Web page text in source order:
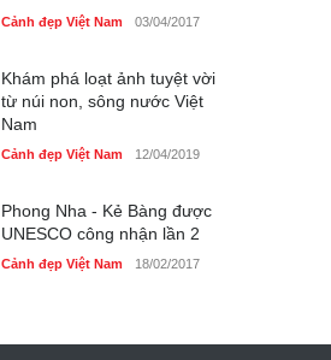
Cảnh đẹp Việt Nam 03/04/2017
Khám phá loạt ảnh tuyệt vời
từ núi non, sông nước Việt
Nam
Cảnh đẹp Việt Nam 12/04/2019
Phong Nha - Kẻ Bàng được
UNESCO công nhận lần 2
Cảnh đẹp Việt Nam 18/02/2017